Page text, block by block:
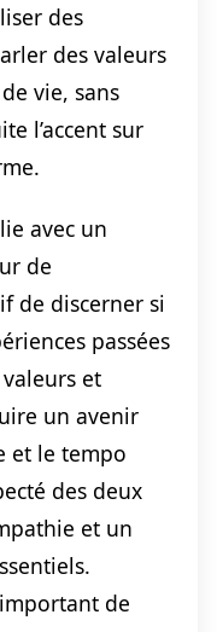
des
des valeurs
vie, sans
l’accent sur
avec un
de
de discerner si
passées
et
un avenir
et le tempo
des deux
et un
de